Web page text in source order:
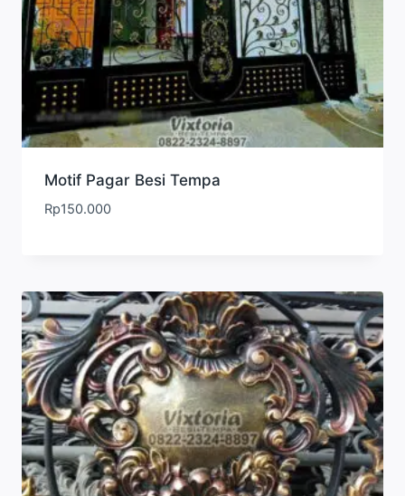
Motif Pagar Besi Tempa
Rp150.000